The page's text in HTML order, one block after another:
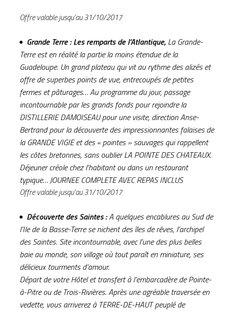
Offre valable jusqu’au 31/10/2017
Grande Terre : Les remparts de l’Atlantique, La Grande-
Terre est en réalité la partie la moins étendue de la
Guadeloupe. Un grand plateau qui vit au rythme des alizés et
offre de superbes points de vue, entrecoupés de petites
fermes et pâturages… Au programme du jour, passage
incontournable par les grands fonds pour rejoindre la
DISTILLERIE DAMOISEAU pour une visite, direction Anse-
Bertrand pour la découverte des impressionnantes falaises de
la GRANDE VIGIE et des « pointes » sauvages qui rappellent
les côtes bretonnes, sans oublier LA POINTE DES CHATEAUX.
Déjeuner créole chez l’habitant ou dans un restaurant
typique… JOURNEE COMPLETE AVEC REPAS INCLUS
Offre valable jusqu’au 31/10/2017
Découverte des Saintes :A quelques encablures au Sud de
l’Ile de la Basse-Terre se nichent des îles de rêves, l’archipel
des Saintes. Site incontournable, avec l’une des plus belles
baie au monde, son village où tout paraît en miniature, ses
délicieux tourments d’amour.
Départ de votre Hôtel et transfert à l’embarcadère de Pointe-
à-Pitre ou de Trois-Rivières. Après une agréable traversée en
vedette, vous arriverez à TERRE-DE-HAUT peuplé de